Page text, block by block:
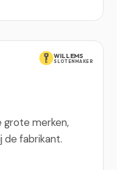
WILLEMS
SLOTENMAKER
grote merken,
de fabrikant.